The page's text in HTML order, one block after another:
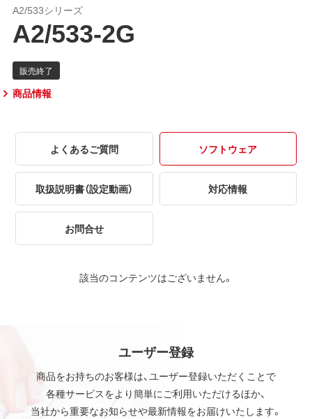
A2/533シリーズ
A2/533-2G
商品情報
よくあるご質問 ソフトウェア
取扱説明書（設定動画） 対応情報
お問合せ
該当のコンテンツはございません。
ユーザー登録
商品をお持ちのお客様は、ユーザー登録いただくことで
各種サービスをより簡単にご利用いただけるほか、
当社から重要なお知らせや最新情報をお届けいたします。